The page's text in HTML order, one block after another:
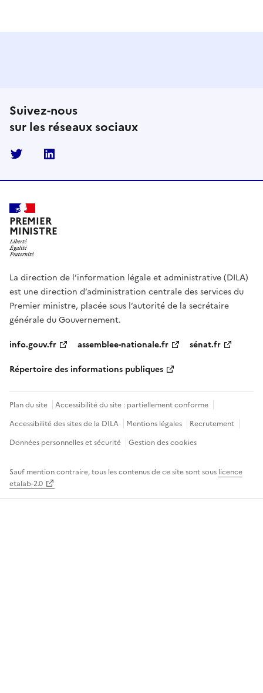
Suivez-nous
sur les réseaux sociaux
Twitter
PREMIER
MINISTRE
La direction de l’information légale et administrative (DILA)
est une direction d’administration centrale des services du
Premier ministre, placée sous l’autorité de la secrétaire
générale du Gouvernement.
info.gouv.fr
assemblee-nationale.fr
sénat.fr
Répertoire des informations publiques
Plan du site
Accessibilité du site : partiellement conforme
Accessibilité des sites de la DILA
Mentions légales
Recrutement
Données personnelles et sécurité
Gestion des cookies
Sauf mention contraire, tous les contenus de ce site sont sous licence
etalab-2.0